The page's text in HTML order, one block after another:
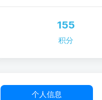
155
积分
个人信息